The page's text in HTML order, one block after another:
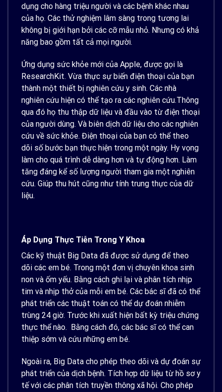
dụng cho hàng triệu người và các bệnh khác nhau
của họ. Các thử nghiệm lâm sàng trong tương lai
không bị giới hạn bởi các cỡ mẫu nhỏ. Nhưng có khả
năng bao gồm tất cả mọi người.
Ứng dụng sức khỏe mới của Apple, được gọi là
ResearchKit. Vừa thực sự biến điện thoại của bạn
thành một thiết bị nghiên cứu y sinh. Các nhà
nghiên cứu hiện có thể tạo ra các nghiên cứu.Thông
qua đó họ thu thập dữ liệu và đầu vào từ điện thoại
của người dùng. Và biên dịch dữ liệu cho các nghiên
cứu về sức khỏe. Điện thoại của bạn có thể theo
dõi số bước bạn thực hiện trong một ngày. Hy vọng
làm cho quá trình dễ dàng hơn và tự động hơn. Làm
tăng đáng kể số lượng người tham gia một nghiên
cứu. Giúp thu hút cũng như tính trung thực của dữ
liệu.
Áp Dụng Thực Tiễn Trong Y Khoa
Các kỹ thuật Big Data đã được sử dụng để theo
dõi các em bé. Trong một đơn vị chuyên khoa sinh
non và ốm yếu. Bằng cách ghi lại và phân tích nhịp
tim và nhịp thở của mỗi em bé. Các bác sĩ đã có thể
phát triển các thuật toán có thể dự đoán nhiễm
trùng 24 giờ. Trước khi xuất hiện bất kỳ triệu chứng
thực thể nào.
Bằng cách đó, các bác sĩ có thể can
thiệp sớm và cứu những em bé.
Ngoài ra, Big Data cho phép theo dõi và dự đoán sự
phát triển của dịch bệnh. Tích hợp dữ liệu từ hồ sơ y
tế với các phân tích truyền thông xã hội. Cho phép